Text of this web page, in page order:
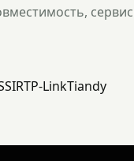
TP-LinkTiandy